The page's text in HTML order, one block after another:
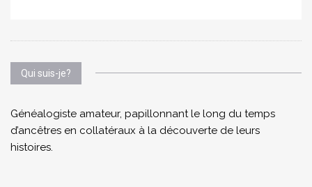
Qui suis-je?
Généalogiste amateur, papillonnant le long du temps
d’ancêtres en collatéraux à la découverte de leurs
histoires.